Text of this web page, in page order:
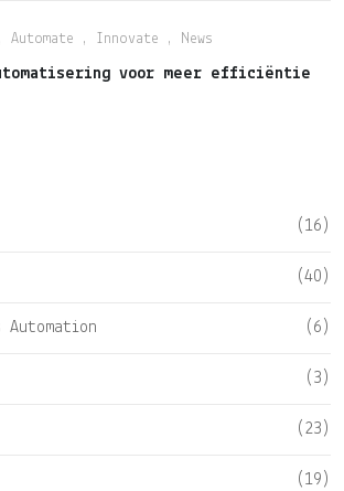
Automate , Innovate , News
voor meer efficiëntie
(16)
(40)
Automation (6)
(3)
(23)
(19)